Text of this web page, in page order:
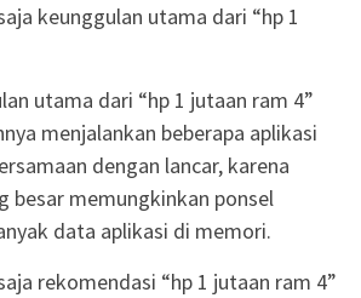
keunggulan utama dari “hp 1
utama dari “hp 1 jutaan ram 4”
menjalankan beberapa aplikasi
dengan lancar, karena
besar memungkinkan ponsel
data aplikasi di memori.
rekomendasi “hp 1 jutaan ram 4”